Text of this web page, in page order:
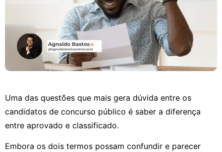
Uma das questões que mais gera dúvida entre os
candidatos de concurso público é saber a diferença
entre aprovado e classificado.
Embora os dois termos possam confundir e parecer